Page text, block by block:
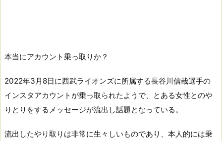
本当にアカウント乗っ取りか？
2022年3月8日に西武ライオンズに所属する長谷川信哉選手の
インスタアカウントが乗っ取られたようで、とある女性とのや
りとりをするメッセージが流出し話題となっている。
流出したやり取りは非常に生々しいものであり、本人的には乗